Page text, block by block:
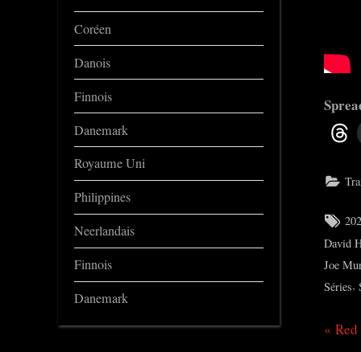
David
Joe
Séries,
P
Coréen
Danois
Finnois
Danemark
Royaume Uni
Philippines
Neerlandais
Finnois
Danemark